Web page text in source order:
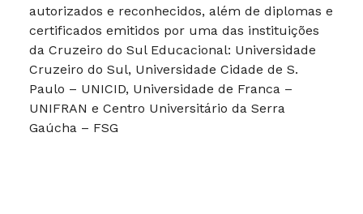
autorizados e reconhecidos, além de diplomas e
certificados emitidos por uma das instituições
da Cruzeiro do Sul Educacional: Universidade
Cruzeiro do Sul, Universidade Cidade de S.
Paulo – UNICID, Universidade de Franca –
UNIFRAN e Centro Universitário da Serra
Gaúcha – FSG